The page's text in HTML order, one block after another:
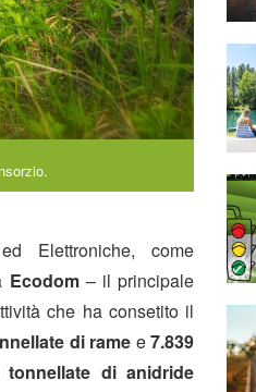
Elettroniche, come
Ecodom – il principale
che ha consetito il
di rame e7.839
tonnellate di anidride